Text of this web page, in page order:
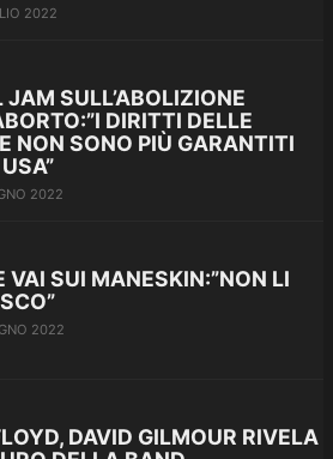
2022
JAM SULL’ABOLIZIONE
DIRITTI DELLE
NON SONO PIÙ GARANTITI
2022
VAI SUI MANESKIN:”NON LI
2022
DAVID GILMOUR RIVELA